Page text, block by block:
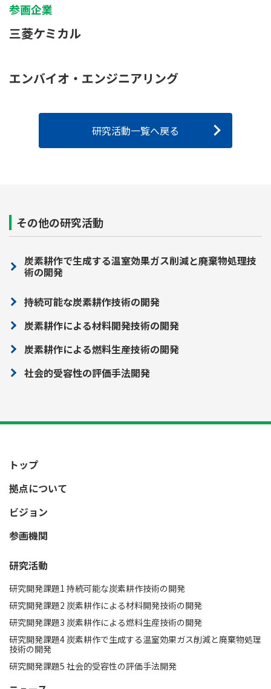
参画企業
三菱ケミカル
エンバイオ・エンジニアリング
研究活動一覧へ戻る
その他の研究活動
炭素耕作で生成する温室効果ガス削減と廃棄物処理技
術の開発
持続可能な炭素耕作技術の開発
炭素耕作による材料開発技術の開発
炭素耕作による燃料生産技術の開発
社会的受容性の評価手法開発
トップ
拠点について
ビジョン
参画機関
研究活動
研究開発課題1 持続可能な炭素耕作技術の開発​
研究開発課題2 炭素耕作による材料開発技術の開発
研究開発課題3 炭素耕作による燃料生産技術の開発​
研究開発課題4 炭素耕作で生成する温室効果ガス削減と廃棄物処理
技術の開発
研究開発課題5 社会的受容性の評価手法開発